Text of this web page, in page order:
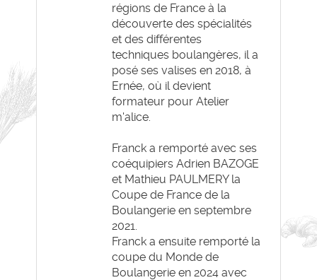
régions de France à la
découverte des spécialités
et des différentes
techniques boulangères, il a
posé ses valises en 2018, à
Ernée, où il devient
formateur pour Atelier
m'alice.
Franck a remporté avec ses
coéquipiers Adrien BAZOGE
et Mathieu PAULMERY la
Coupe de France de la
Boulangerie en septembre
2021.
Franck a ensuite remporté la
coupe du Monde de
Boulangerie en 2024 avec